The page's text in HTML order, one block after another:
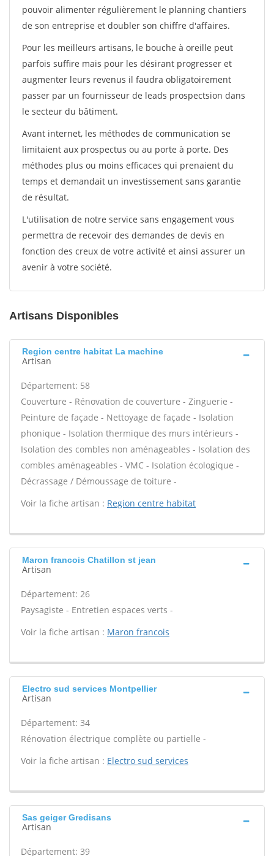
pouvoir alimenter régulièrement le planning chantiers
de son entreprise et doubler son chiffre d'affaires.
Pour les meilleurs artisans, le bouche à oreille peut
parfois suffire mais pour les désirant progresser et
augmenter leurs revenus il faudra obligatoirement
passer par un fournisseur de leads prospectsion dans
le secteur du bâtiment.
Avant internet, les méthodes de communication se
limitaient aux prospectus ou au porte à porte. Des
méthodes plus ou moins efficaces qui prenaient du
temps et demandait un investissement sans garantie
de résultat.
L'utilisation de notre service sans engagement vous
permettra de recevoir des demandes de devis en
fonction des creux de votre activité et ainsi assurer un
avenir à votre société.
Artisans Disponibles
Region centre habitat La machine
Artisan
Département: 58
Couverture - Rénovation de couverture - Zinguerie -
Peinture de façade - Nettoyage de façade - Isolation
phonique - Isolation thermique des murs intérieurs -
Isolation des combles non aménageables - Isolation des
combles aménageables - VMC - Isolation écologique -
Décrassage / Démoussage de toiture -
Voir la fiche artisan : Region centre habitat
Maron francois Chatillon st jean
Artisan
Département: 26
Paysagiste - Entretien espaces verts -
Voir la fiche artisan : Maron francois
Electro sud services Montpellier
Artisan
Département: 34
Rénovation électrique complète ou partielle -
Voir la fiche artisan : Electro sud services
Sas geiger Gredisans
Artisan
Département: 39